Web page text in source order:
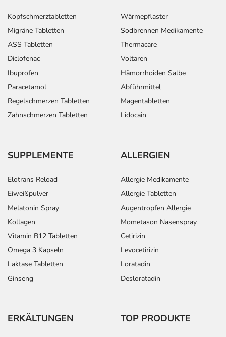
Kopfschmerztabletten
Migräne Tabletten
ASS Tabletten
Diclofenac
Ibuprofen
Paracetamol
Regelschmerzen Tabletten
Zahnschmerzen Tabletten
Wärmepflaster
Sodbrennen Medikamente
Thermacare
Voltaren
Hämorrhoiden Salbe
Abführmittel
Magentabletten
Lidocain
SUPPLEMENTE
Elotrans Reload
Eiweißpulver
Melatonin Spray
Kollagen
Vitamin B12 Tabletten
Omega 3 Kapseln
Laktase Tabletten
Ginseng
ALLERGIEN
Allergie Medikamente
Allergie Tabletten
Augentropfen Allergie
Mometason Nasenspray
Cetirizin
Levocetirizin
Loratadin
Desloratadin
ERKÄLTUNGEN TOP PRODUKTE